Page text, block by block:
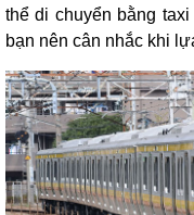
thể di chuyển bằng
bạn nên cân nhắc khi